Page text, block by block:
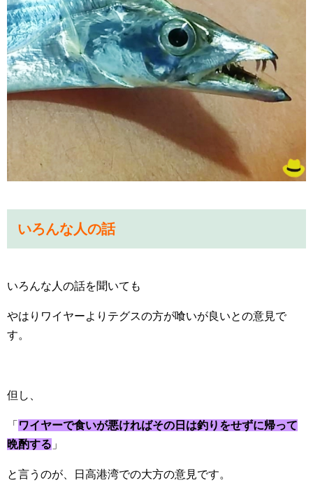
いろんな人の話
いろんな人の話を聞いても
やはりワイヤーよりテグスの方が喰いが良いとの意見で
す。
但し、
「 ワイヤーで食いが悪ければその日は釣りをせずに帰って
晩酌する 」
と言うのが、日高港湾での大方の意見です。